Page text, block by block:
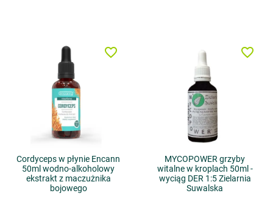
Cordyceps w płynie Encann
50ml wodno-alkoholowy
ekstrakt z maczużnika
bojowego
favorite_border
MYCOPOWER grzyby
witalne w kroplach 50ml -
wyciąg DER 1:5 Zielarnia
Suwalska
favorite_border